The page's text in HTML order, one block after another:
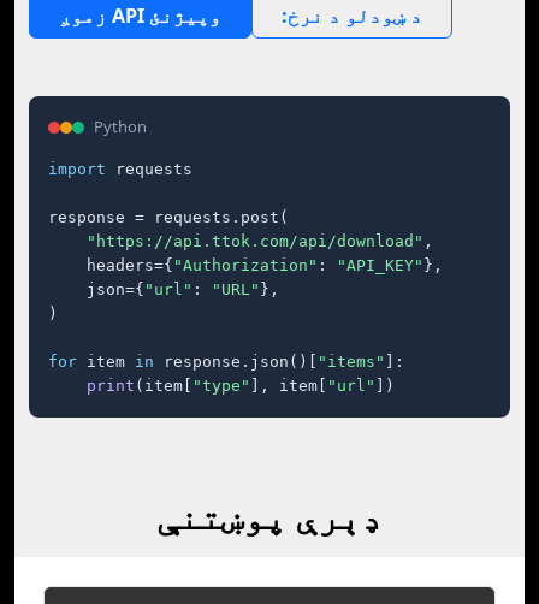
زموږ API وپیژنئ :د ښودلو د نرخ
Python
import requests
response = requests.post(
"https://api.ttok.com/api/download" ,
    headers={
"Authorization" : "API_KEY" },
    json={
"url" : "URL" },
)
for item in response.json()[ "items"
]:
print (item[ "type" ], item[ "url" ])
ډېرې پوښتنې